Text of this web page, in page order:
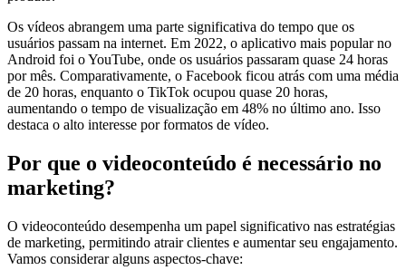
Os vídeos abrangem uma parte significativa do tempo que os
usuários passam na internet. Em 2022, o aplicativo mais popular no
Android foi o YouTube, onde os usuários passaram quase 24 horas
por mês. Comparativamente, o Facebook ficou atrás com uma média
de 20 horas, enquanto o TikTok ocupou quase 20 horas,
aumentando o tempo de visualização em 48% no último ano. Isso
destaca o alto interesse por formatos de vídeo.
Por que o videoconteúdo é necessário no
marketing?
O videoconteúdo desempenha um papel significativo nas estratégias
de marketing, permitindo atrair clientes e aumentar seu engajamento.
Vamos considerar alguns aspectos-chave: